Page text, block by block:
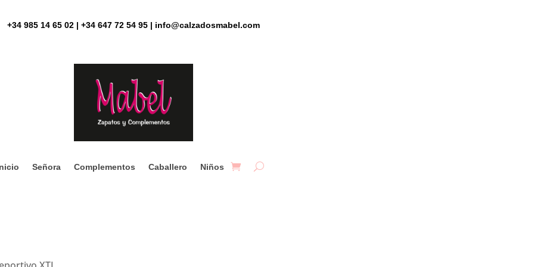
+34 985 14 65 02 | +34 647 72 54 95 | info@calzadosmabel.com
Señora Complementos Caballero Niños